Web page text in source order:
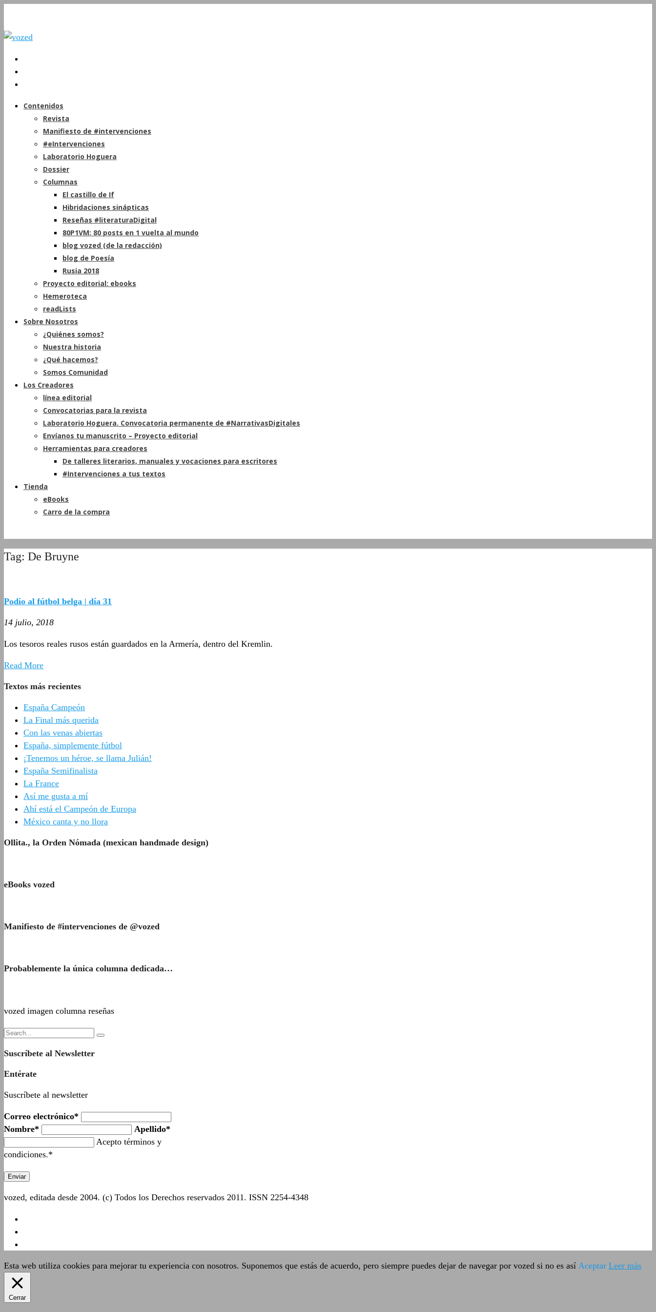
Contenidos
Revista
Manifiesto de #intervenciones
#eIntervenciones
Laboratorio Hoguera
Dossier
Columnas
El castillo de If
Hibridaciones sinápticas
Reseñas #literaturaDigital
80P1VM: 80 posts en 1 vuelta al mundo
blog vozed (de la redacción)
blog de Poesía
Rusia 2018
Proyecto editorial: ebooks
Hemeroteca
readLists
Sobre Nosotros
¿Quiénes somos?
Nuestra historia
¿Qué hacemos?
Somos Comunidad
Los Creadores
línea editorial
Convocatorias para la revista
Laboratorio Hoguera. Convocatoria permanente de #NarrativasDigitales
Envíanos tu manuscrito – Proyecto editorial
Herramientas para creadores
De talleres literarios, manuales y vocaciones para escritores
#Intervenciones a tus textos
Tienda
eBooks
Carro de la compra
Tag: De Bruyne
Podio al fútbol belga | día 31
14 julio, 2018
Los tesoros reales rusos están guardados en la Armería, dentro del Kremlin.
Read More
Textos más recientes
España Campeón
La Final más querida
Con las venas abiertas
España, simplemente fútbol
¡Tenemos un héroe, se llama Julián!
España Semifinalista
La France
Así me gusta a mí
Ahí está el Campeón de Europa
México canta y no llora
Ollita., la Orden Nómada (mexican handmade design)
eBooks vozed
Manifiesto de #intervenciones de @vozed
Probablemente la única columna dedicada…
vozed imagen columna reseñas
Suscríbete al Newsletter
Entérate
Suscríbete al newsletter
Correo electrónico*
Nombre*
Apellido*
Acepto términos y
condiciones.*
vozed, editada desde 2004. (c) Todos los Derechos reservados 2011. ISSN 2254-4348
Esta web utiliza cookies para mejorar tu experiencia con nosotros. Suponemos que estás de acuerdo, pero siempre puedes dejar de navegar por vozed si no es así Aceptar Leer más
Cerrar